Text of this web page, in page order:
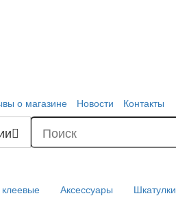
о магазине Новости Контакты
Аксессуары Шкатулки